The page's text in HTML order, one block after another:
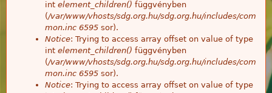
int element_children() függvényben
(/var/www/vhosts/sdg.org.hu/sdg.org.hu/includes/com
mon.inc 6595 sor).
Notice: Trying to access array offset on value of type
int element_children() függvényben
(/var/www/vhosts/sdg.org.hu/sdg.org.hu/includes/com
mon.inc 6595 sor).
Notice: Trying to access array offset on value of type